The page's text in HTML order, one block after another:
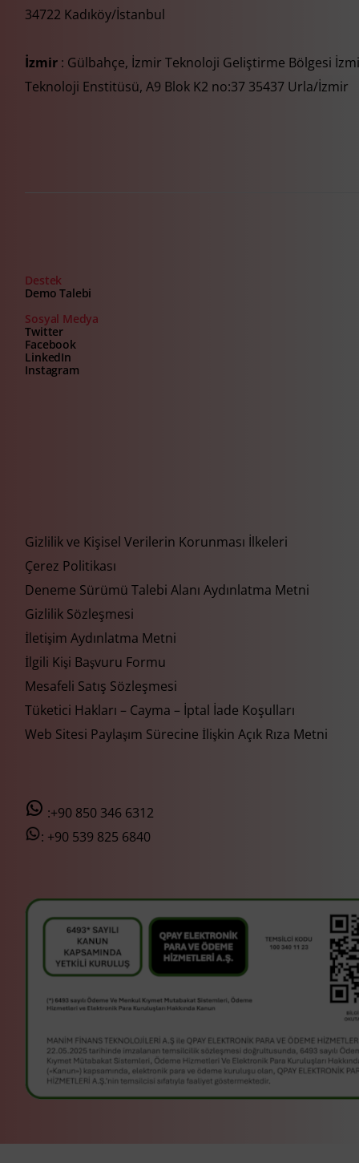
34722 Kadıköy/İstanbul
İzmir : Gülbahçe, İzmir Teknoloji Geliştirme Bölgesi
Teknoloji Enstitüsü, A9 Blok K2 no:37 35437 Urla/İzmir
Destek
Demo Talebi
Sosyal Medya
Twitter
Facebook
LinkedIn
Instagram
Gizlilik ve Kişisel Verilerin Korunması İlkeleri
Çerez Politikası
Deneme Sürümü Talebi Alanı Aydınlatma Metni
Gizlilik Sözleşmesi
İletişim Aydınlatma Metni
İlgili Kişi Başvuru Formu
Mesafeli Satış Sözleşmesi
Tüketici Hakları – Cayma – İptal İade Koşulları
Web Sitesi Paylaşım Sürecine İlişkin Açık Rıza Metni
:+90 850 346 6312
: +90 539 825 6840